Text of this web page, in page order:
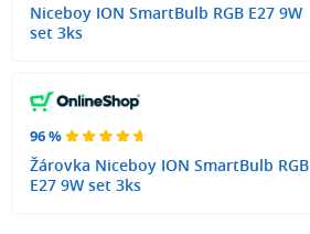
Niceboy ION SmartBulb RGB E27 9W
set 3ks
96 %
Žárovka Niceboy ION SmartBulb RGB
E27 9W set 3ks